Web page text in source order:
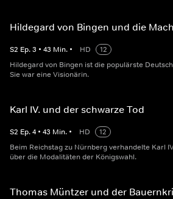
Hildegard von Bingen und die
S2 Ep.3 • 43 Min. • HD
12
Hildegard von Bingen ist die populärste
Sie war eine Visionärin.
Karl IV. und der schwarze Tod
S2 Ep.4 • 43 Min. • HD
12
Beim Reichstag zu Nürnberg verhandelte Karl
über die Modalitäten der Königswahl.
Thomas Müntzer und der